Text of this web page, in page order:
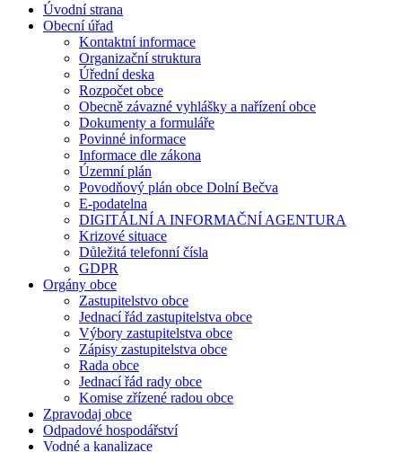
Úvodní strana
Obecní úřad
Kontaktní informace
Organizační struktura
Úřední deska
Rozpočet obce
Obecně závazné vyhlášky a nařízení obce
Dokumenty a formuláře
Povinné informace
Informace dle zákona
Územní plán
Povodňový plán obce Dolní Bečva
E-podatelna
DIGITÁLNÍ A INFORMAČNÍ AGENTURA
Krizové situace
Důležitá telefonní čísla
GDPR
Orgány obce
Zastupitelstvo obce
Jednací řád zastupitelstva obce
Výbory zastupitelstva obce
Zápisy zastupitelstva obce
Rada obce
Jednací řád rady obce
Komise zřízené radou obce
Zpravodaj obce
Odpadové hospodářství
Vodné a kanalizace